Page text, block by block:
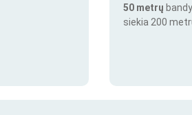
50 metrų
siekia 200